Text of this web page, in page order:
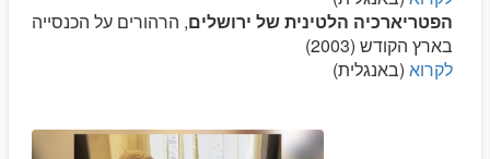
הפטריארכיה הלטינית של ירושלים, הרהורים על הכנסייה
בארץ הקודש (2003)
לקרוא (באנגלית)